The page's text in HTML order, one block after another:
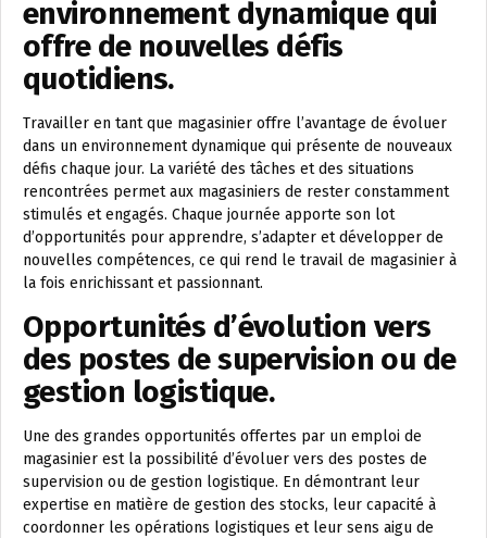
environnement dynamique qui
offre de nouvelles défis
quotidiens.
Travailler en tant que magasinier offre l’avantage de évoluer
dans un environnement dynamique qui présente de nouveaux
défis chaque jour. La variété des tâches et des situations
rencontrées permet aux magasiniers de rester constamment
stimulés et engagés. Chaque journée apporte son lot
d’opportunités pour apprendre, s’adapter et développer de
nouvelles compétences, ce qui rend le travail de magasinier à
la fois enrichissant et passionnant.
Opportunités d’évolution vers
des postes de supervision ou de
gestion logistique.
Une des grandes opportunités offertes par un emploi de
magasinier est la possibilité d’évoluer vers des postes de
supervision ou de gestion logistique. En démontrant leur
expertise en matière de gestion des stocks, leur capacité à
coordonner les opérations logistiques et leur sens aigu de